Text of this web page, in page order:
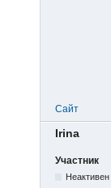
Сайт
Irina
Участник
Неактивен